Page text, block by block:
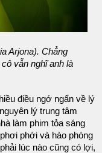
Arjona). Chẳng
vẫn nghĩ anh là
điều ngớ ngẩn về lý
lý trung tâm
làm phim tỏa sáng
phới và hào phóng
lúc nào cũng có lợi,